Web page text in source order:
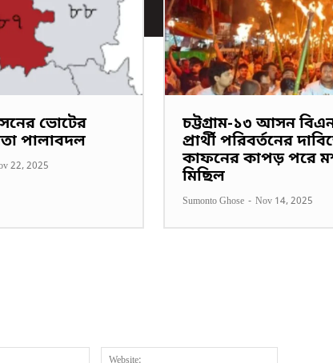
ভোটের
পালাবদল
22, 2025
চট্টগ্রাম-১৩ আসন
প্রার্থী পরিবর্তনের
কাফনের কাপড় পরে
মিছিল
Sumonto Ghose - Nov 14, 2025
Email:*